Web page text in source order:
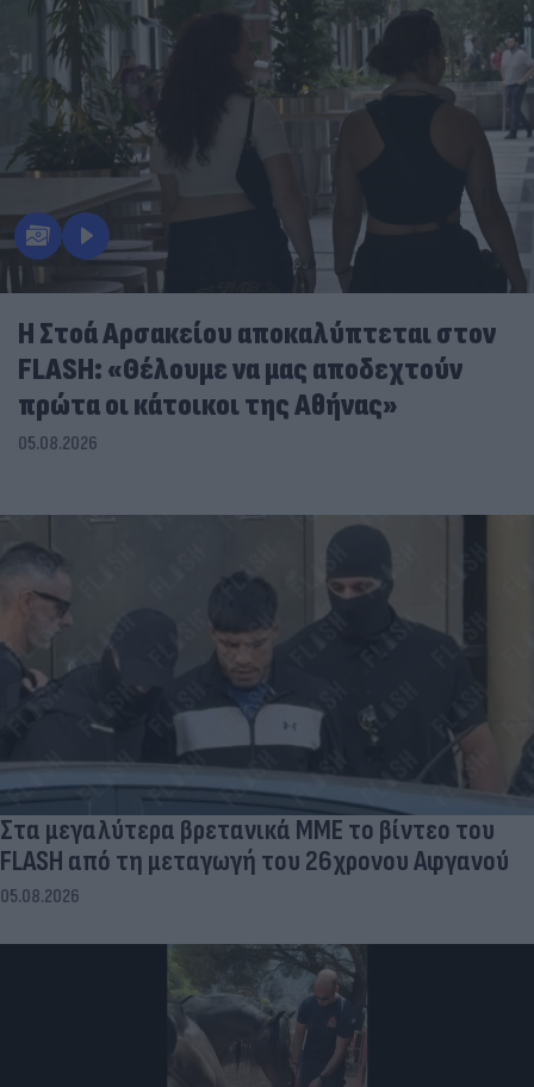
Η Στοά Αρσακείου αποκαλύπτεται στον
FLASH: «Θέλουμε να μας αποδεχτούν
πρώτα οι κάτοικοι της Αθήνας»
05.08.2026
Στα μεγαλύτερα βρετανικά ΜΜΕ το βίντεο του
FLASH από τη μεταγωγή του 26χρονου Αφγανού
05.08.2026